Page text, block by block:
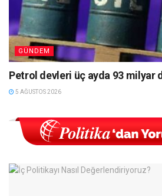
GÜNDEM
Petrol devleri üç ayda 93 milyar
5 AĞUSTOS 2026